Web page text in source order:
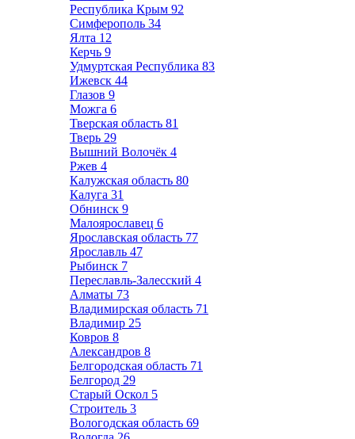
Республика Крым 92
Симферополь 34
Ялта 12
Керчь 9
Удмуртская Республика 83
Ижевск 44
Глазов 9
Можга 6
Тверская область 81
Тверь 29
Вышний Волочёк 4
Ржев 4
Калужская область 80
Калуга 31
Обнинск 9
Малоярославец 6
Ярославская область 77
Ярославль 47
Рыбинск 7
Переславль-Залесский 4
Алматы 73
Владимирская область 71
Владимир 25
Ковров 8
Александров 8
Белгородская область 71
Белгород 29
Старый Оскол 5
Строитель 3
Вологодская область 69